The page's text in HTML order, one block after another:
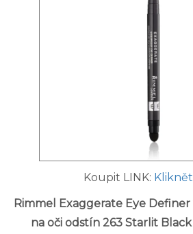
Koupit LINK:
Rimmel Exaggerate Eye
na oči odstín 263 Starlit